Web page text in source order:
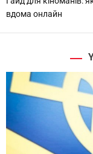
вдома онлайн